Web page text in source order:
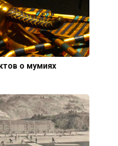
о мумиях